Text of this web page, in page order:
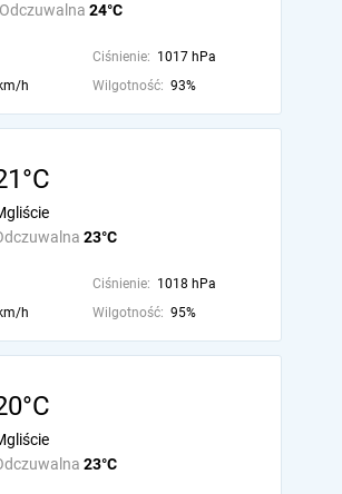
Odczuwalna 24°C
Ciśnienie: 1017 hPa
h Wilgotność: 93%
23°C
Ciśnienie: 1018 hPa
h Wilgotność: 95%
23°C